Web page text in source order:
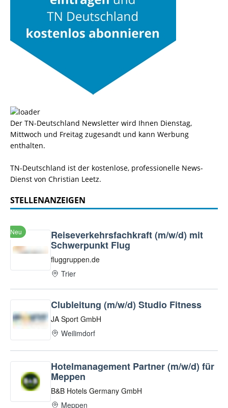
Der TN-Deutschland Newsletter wird Ihnen Dienstag,
Mittwoch und Freitag zugesandt und kann Werbung
enthalten.
TN-Deutschland ist der kostenlose, professionelle News-
Dienst von Christian Leetz.
STELLENANZEIGEN